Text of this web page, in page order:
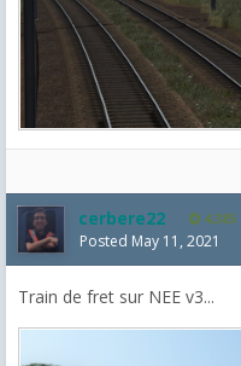
cerbere22 4,385
Posted May 11, 2021
Train de fret sur NEE v3...